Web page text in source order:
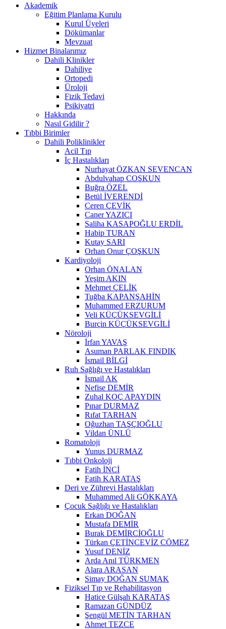
Akademik
Eğitim Planlama Kurulu
Kurul Üyeleri
Dökümanlar
Mevzuat
Hizmet Binalarımız
Dahili Klinikler
Dahiliye
Ortopedi
Üroloji
Fizik Tedavi
Psikiyatri
Hakkında
Nasıl Gidilir ?
Tıbbi Birimler
Dahili Poliklinikler
Acil Tıp
İç Hastalıkları
Nurhayat ÖZKAN SEVENCAN
Abdulvahap COŞKUN
Buğra ÖZEL
Betül İVERENDİ
Ceren ÇEVİK
Caner YAZICI
Saliha KASAPOĞLU ERDİL
Habip TURAN
Kutay SARI
Orhan Onur ÇOŞKUN
Kardiyoloji
Orhan ÖNALAN
Yeşim AKIN
Mehmet ÇELİK
Tuğba KAPANŞAHİN
Muhammed ERZURUM
Veli KÜÇÜKSEVGİLİ
Burçin KÜÇÜKSEVGİLİ
Nöroloji
İrfan YAVAŞ
Asuman PARLAK FINDIK
İsmail BİLGİ
Ruh Sağlığı ve Hastalıkları
İsmail AK
Nefise DEMİR
Zuhal KOÇ APAYDIN
Pınar DURMAZ
Rıfat TARHAN
Oğuzhan TAŞÇIOĞLU
Vildan ÜNLÜ
Romatoloji
Yunus DURMAZ
Tıbbi Onkoloji
Fatih İNCİ
Fatih KARATAŞ
Deri ve Zührevi Hastalıkları
Muhammed Ali GÖKKAYA
Çocuk Sağlığı ve Hastalıkları
Erkan DOĞAN
Mustafa DEMİR
Burak DEMİRCİOĞLU
Türkan ÇETİNCEVİZ CÖMEZ
Yusuf DENİZ
Arda Anıl TÜRKMEN
Alara ARASAN
Simay DOĞAN SUMAK
Fiziksel Tıp ve Rehabilitasyon
Hatice Gülşah KARATAŞ
Ramazan GÜNDÜZ
Şengül METİN TARHAN
Ahmet TEZCE